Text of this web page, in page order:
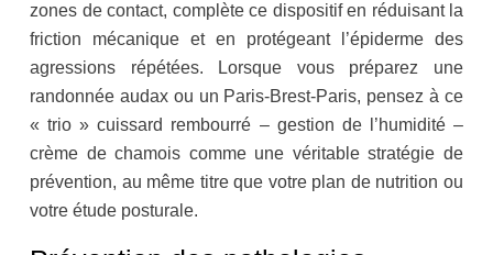
zones de contact, complète ce dispositif en réduisant la
friction mécanique et en protégeant l’épiderme des
agressions répétées. Lorsque vous préparez une
randonnée audax ou un Paris-Brest-Paris, pensez à ce
« trio » cuissard rembourré – gestion de l’humidité –
crème de chamois comme une véritable stratégie de
prévention, au même titre que votre plan de nutrition ou
votre étude posturale.